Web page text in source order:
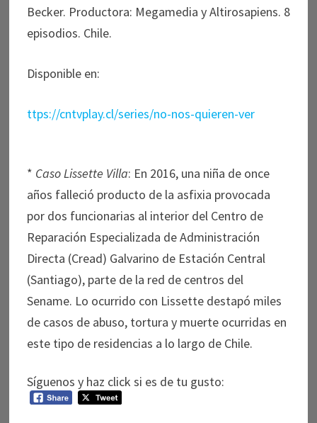
Becker. Productora: Megamedia y Altirosapiens. 8
episodios. Chile.
Disponible en:
ttps://cntvplay.cl/series/no-nos-quieren-ver
* Caso Lissette Villa: En 2016, una niña de once
años falleció producto de la asfixia provocada
por dos funcionarias al interior del Centro de
Reparación Especializada de Administración
Directa (Cread) Galvarino de Estación Central
(Santiago), parte de la red de centros del
Sename. Lo ocurrido con Lissette destapó miles
de casos de abuso, tortura y muerte ocurridas en
este tipo de residencias a lo largo de Chile.
Síguenos y haz click si es de tu gusto: